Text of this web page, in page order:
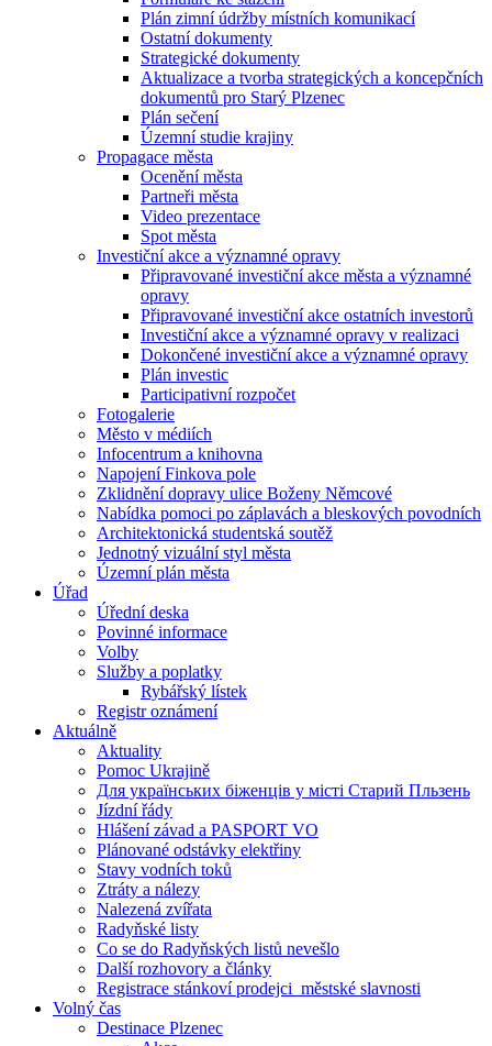
Plán zimní údržby místních komunikací
Ostatní dokumenty
Strategické dokumenty
Aktualizace a tvorba strategických a koncepčních
dokumentů pro Starý Plzenec
Plán sečení
Územní studie krajiny
Propagace města
Ocenění města
Partneři města
Video prezentace
Spot města
Investiční akce a významné opravy
Připravované investiční akce města a významné
opravy
Připravované investiční akce ostatních investorů
Investiční akce a významné opravy v realizaci
Dokončené investiční akce a významné opravy
Plán investic
Participativní rozpočet
Fotogalerie
Město v médiích
Infocentrum a knihovna
Napojení Finkova pole
Zklidnění dopravy ulice Boženy Němcové
Nabídka pomoci po záplavách a bleskových povodních
Architektonická studentská soutěž
Jednotný vizuální styl města
Územní plán města
Úřad
Úřední deska
Povinné informace
Volby
Služby a poplatky
Rybářský lístek
Registr oznámení
Aktuálně
Aktuality
Pomoc Ukrajině
Для українських біженців у місті Старий Пльзень
Jízdní řády
Hlášení závad a PASPORT VO
Plánované odstávky elektřiny
Stavy vodních toků
Ztráty a nálezy
Nalezená zvířata
Radyňské listy
Co se do Radyňských listů nevešlo
Další rozhovory a články
Registrace stánkoví prodejci_městské slavnosti
Volný čas
Destinace Plzenec